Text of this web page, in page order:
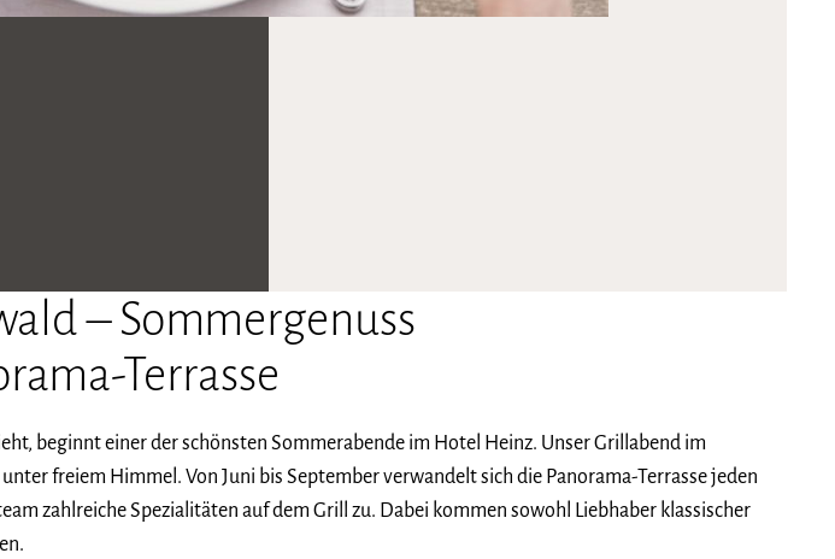
– Sommergenuss
Terrasse
beginnt einer der schönsten Sommerabende im Hotel Heinz. Unser Grillabend im
freiem Himmel. Von Juni bis September verwandelt sich die Panorama-Terrasse jeden
zahlreiche Spezialitäten auf dem Grill zu. Dabei kommen sowohl Liebhaber klassischer